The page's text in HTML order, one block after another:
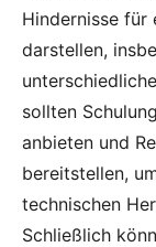
Hindernisse für
darstellen,
sollten
anbieten und
bereitstellen,
technischen
Schließlich